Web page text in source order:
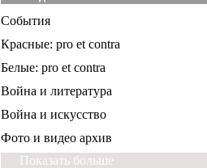
События
Красные: pro et contra
Белые: pro et contra
Война и литература
Война и искусство
Фото и видео архив
Показать больше